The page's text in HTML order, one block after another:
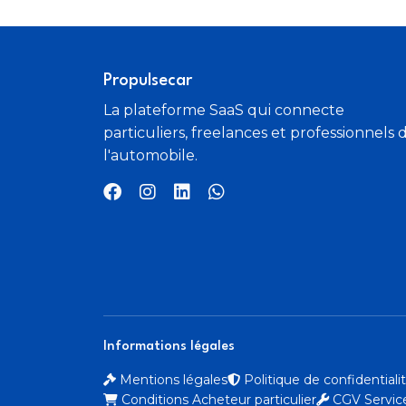
Témoin de bouclage des ceintures AV
TMC
Volant multifonction
Propulsecar
La plateforme SaaS qui connecte
particuliers, freelances et professionnels
l'automobile.
Informations légales
Mentions légales Politique de
Conditions Acheteur particulier
CGV